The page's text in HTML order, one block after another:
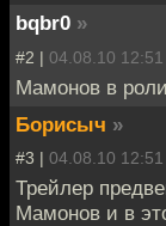
bqbr0 »
#2 | 04.08.10 12:51
Мамонов в
Борисыч »
#3 | 04.08.10 12:51
Трейлер
Мамонов и в